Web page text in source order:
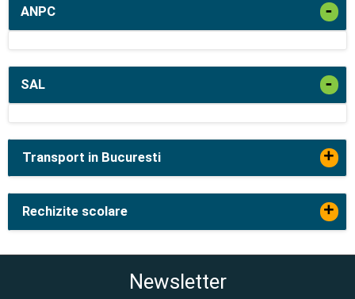
ANPC -
SAL -
Transport in Bucuresti +
Rechizite scolare +
Newsletter